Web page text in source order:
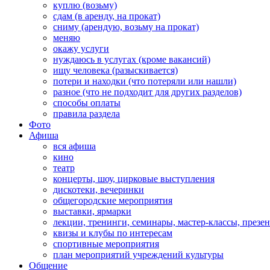
куплю (возьму)
сдам (в аренду, на прокат)
сниму (арендую, возьму на прокат)
меняю
окажу услуги
нуждаюсь в услугах (кроме вакансий)
ищу человека (разыскивается)
потери и находки (что потеряли или нашли)
разное (что не подходит для других разделов)
способы оплаты
правила раздела
Фото
Афиша
вся афиша
кино
театр
концерты, шоу, цирковые выступления
дискотеки, вечеринки
общегородские мероприятия
выставки, ярмарки
лекции, тренинги, семинары, мастер-классы,
квизы и клубы по интересам
спортивные мероприятия
план мероприятий учреждений культуры
Общение